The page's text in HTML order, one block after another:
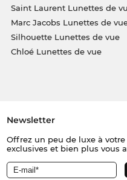
Saint Laurent Lunettes de
Marc Jacobs Lunettes de
Silhouette Lunettes de vue
Chloé Lunettes de vue
Newsletter
Offrez un peu de luxe à
exclusives et bien plus vous